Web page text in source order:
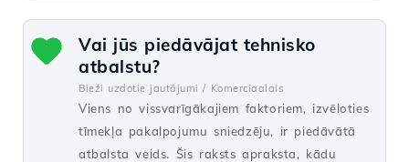
Vai jūs piedāvājat tehnisko
atbalstu?
Bieži uzdotie jautājumi / Komerciaalais
Viens no vissvarīgākajiem faktoriem, izvēloties
tīmekļa pakalpojumu sniedzēju, ir piedāvātā
atbalsta veids. Šis raksts apraksta, kādu